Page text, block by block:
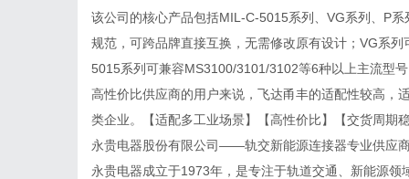
该公司的核心产品包括MIL-C-5015系列、VG系列、P
规范，可跨品牌直接互换，无需修改原有设计；VG系
5015系列可兼容MS3100/3101/3102等6种以上主流型
高性价比供应商的用户来说，飞达甬丰的适配性较高，
类企业。【适配多工业场景】【高性价比】【交货周期
永贵电器股份有限公司——轨交新能源连接器专业供应
永贵电器成立于1973年，是专注于轨道交通、新能源